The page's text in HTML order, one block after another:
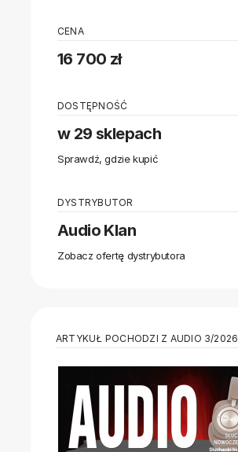
CENA
16 700 zł
DOSTĘPNOŚĆ
w 29 sklepach
Sprawdź, gdzie kupić
DYSTRYBUTOR
Audio Klan
Zobacz ofertę dystrybutora
ARTYKUŁ POCHODZI Z AUDIO 3/2026